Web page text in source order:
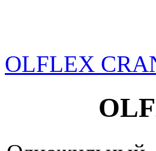
OLFLEX